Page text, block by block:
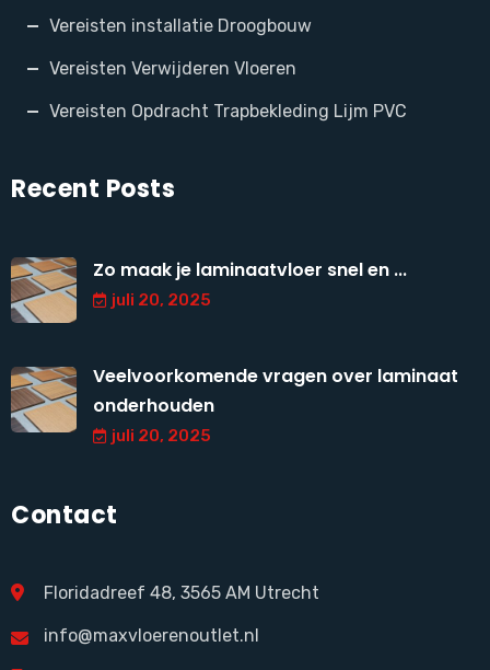
Vereisten installatie Droogbouw
Vereisten Verwijderen Vloeren
Vereisten Opdracht Trapbekleding Lijm PVC
Recent Posts
Zo maak je laminaatvloer snel en ...
juli 20, 2025
Veelvoorkomende vragen over laminaat
onderhouden
juli 20, 2025
Contact
Floridadreef 48, 3565 AM Utrecht
info@maxvloerenoutlet.nl